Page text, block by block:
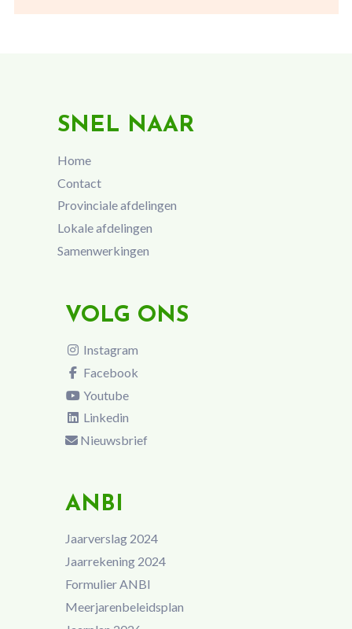
SNEL NAAR
Home
Contact
Provinciale afdelingen
Lokale afdelingen
Samenwerkingen
VOLG ONS
Instagram
Facebook
Youtube
Linkedin
Nieuwsbrief
ANBI
Jaarverslag 2024
Jaarrekening 2024
Formulier ANBI
Meerjarenbeleidsplan